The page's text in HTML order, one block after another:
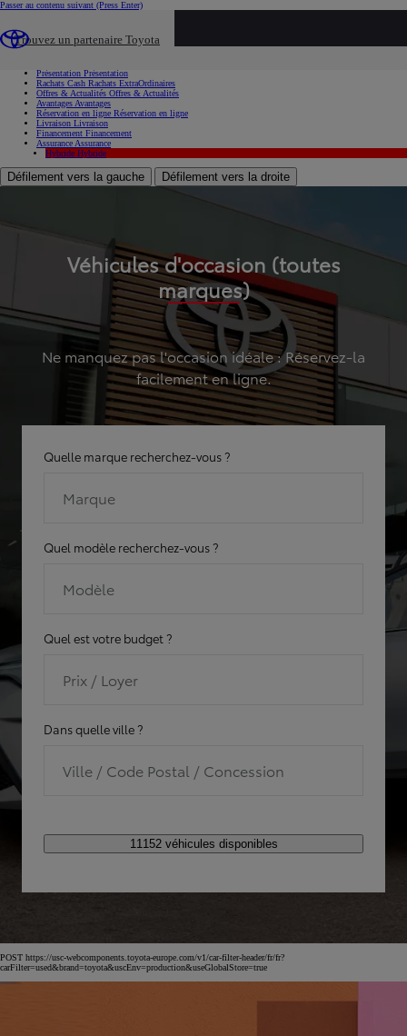
Passer au contenu suivant (Press Enter)
Trouvez un partenaire Toyota
Présentation Présentation
Rachats Cash Rachats ExtraOrdinaires
Offres & Actualités Offres & Actualités
Avantages Avantages
Réservation en ligne Réservation en ligne
Livraison Livraison
Financement Financement
Assurance Assurance
Hybride Hybride
Défilement vers la gauche Défilement vers la droite
Véhicules d'occasion (toutes
marques)
Ne manquez pas l'occasion idéale : Réservez-la
facilement en ligne.
Quelle marque recherchez-vous ?
Marque
Quel modèle recherchez-vous ?
Modèle
Quel est votre budget ?
Prix / Loyer
Dans quelle ville ?
Ville / Code Postal / Concession
11152 véhicules disponibles
POST https://usc-webcomponents.toyota-europe.com/v1/car-filter-header/fr/fr?
carFilter=used&brand=toyota&uscEnv=production&useGlobalStore=true